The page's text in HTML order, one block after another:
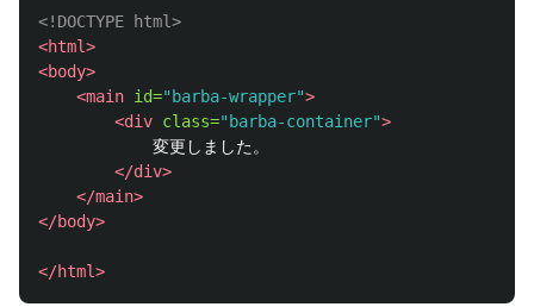
<!DOCTYPE html>
<html>
<body>
<main id="barba-wrapper">
<div class="barba-container">
            変更しました。
</div>
</main>
</body>
</html>